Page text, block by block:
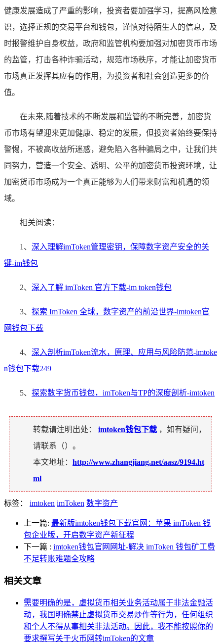
健康发展造成了严重的影响，投资者要加强学习，提高风险意
识，选择正规的交易平台和钱包，谨慎对待陌生人的信息，及
时报警维护自身权益，政府和监管机构要加强对加密货币市场
的监管，打击各种诈骗活动，规范市场秩序，才能让加密货币
市场真正发挥其应有的作用，为投资者和社会创造更多的价
值。
在未来,随着技术的不断发展和监管的不断完善，加密货
币市场有望迎来更加健康、稳定的发展，但投资者始终要保持
警惕，不被高收益所迷惑，避免陷入各种骗局之中，让我们共
同努力，营造一个安全、透明、公平的加密货币投资环境，让
加密货币市场成为一个真正能够为人们带来财富和机遇的领
域。
相关阅读：
1、 深入理解imToken管理密钥，保障数字资产安全的关
键-im钱包
2、 深入了解 imToken 官方下载-im token钱包
3、 探索 ImToken 全球，数字资产的前沿世界-imtoken官
网钱包下载
4、 深入剖析imToken流水，原理、应用与风险防范-imtoke
n钱包下载249
5、 探索数字货币钱包，imToken与TP的深度剖析-imtoken
转载请注明出处： imtoken钱包下载 ，如有疑问，
请联系（）。
本文地址： http://www.zhangjiang.net/aasz/9194.ht
ml
标签： imtoken imToken 数字资产
上一篇: 最新版imtoken钱包下载官网：苹果 imToken 钱
包企业版，开启数字资产新征程
下一篇 : imtoken钱包官网网址-解决 imToken 钱包矿工费
不足转账难题全攻略
相关文章
需要明确的是，虚拟货币相关业务活动属于非法金融活
动，我国明确禁止虚拟货币交易炒作等行为，任何组织
和个人不得从事相关非法活动。因此，我不能按照你的
要求撰写关于火币网转imToken的文章